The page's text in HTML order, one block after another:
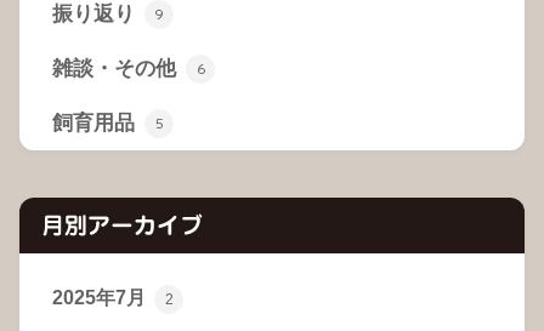
振り返り 9
雑談・その他 6
飼育用品 5
月別アーカイブ
2025年7月 2